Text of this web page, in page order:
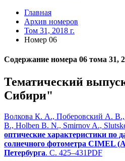
Главная
Архив номеров
Том 31, 2018 г.
Номер 06
Содержание номера 06 тома 31,
Тематический
Сибири"
Волкова К. А., Поберовский А.
В., Holben B. N., Smirnov A.,
оптические характеристики по
солнечного фотометра CIMEL
Петербурга. С. 425–431PDF